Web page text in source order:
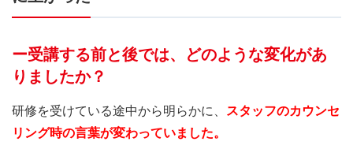
ー受講する前と後では、どのような変化があ
りましたか？
研修を受けている途中から明らかに、
スタッフのカウンセ
リング時の言葉が変わっていました。